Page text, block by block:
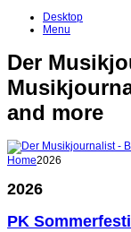
Desktop
Menu
Der
and more
Home2026
2026
PK